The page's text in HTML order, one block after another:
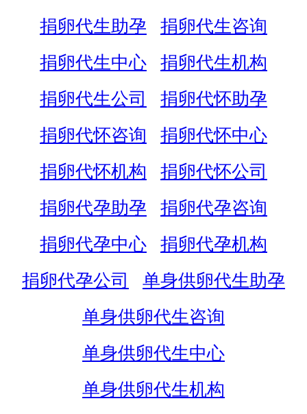
捐卵代生助孕
捐卵代生咨询
捐卵代生中心
捐卵代生机构
捐卵代生公司
捐卵代怀助孕
捐卵代怀咨询
捐卵代怀中心
捐卵代怀机构
捐卵代怀公司
捐卵代孕助孕
捐卵代孕咨询
捐卵代孕中心
捐卵代孕机构
捐卵代孕公司
单身供卵代生助孕
单身供卵代生咨询
单身供卵代生中心
单身供卵代生机构